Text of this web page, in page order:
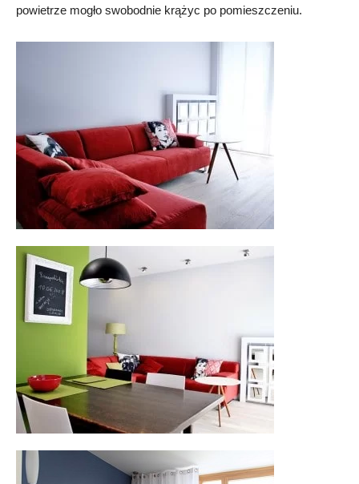
powietrze mogło swobodnie krążyc po pomieszczeniu.